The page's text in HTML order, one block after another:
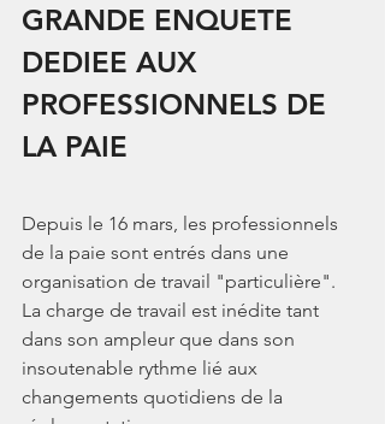
GRANDE ENQUETE
DEDIEE AUX
PROFESSIONNELS DE
LA PAIE
Depuis le 16 mars, les professionnels
de la paie sont entrés dans une
organisation de travail "particulière".
La charge de travail est inédite tant
dans son ampleur que dans son
insoutenable rythme lié aux
changements quotidiens de la